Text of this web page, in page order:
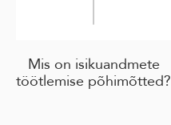
Mis on isikuandmete
töötlemise põhimõtted?